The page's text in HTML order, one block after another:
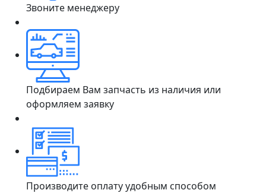
Звоните менеджеру
Подбираем Вам запчасть из наличия или
оформляем заявку
Производите оплату удобным способом